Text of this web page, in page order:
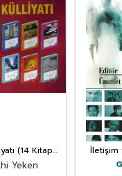
(14 Kitap
Yeken
İletişim